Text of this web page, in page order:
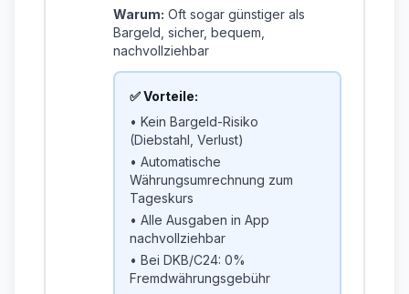
Warum: Oft sogar günstiger als
Bargeld, sicher, bequem,
nachvollziehbar
✅ Vorteile:
• Kein Bargeld-Risiko
(Diebstahl, Verlust)
• Automatische
Währungsumrechnung zum
Tageskurs
• Alle Ausgaben in App
nachvollziehbar
• Bei DKB/C24: 0%
Fremdwährungsgebühr